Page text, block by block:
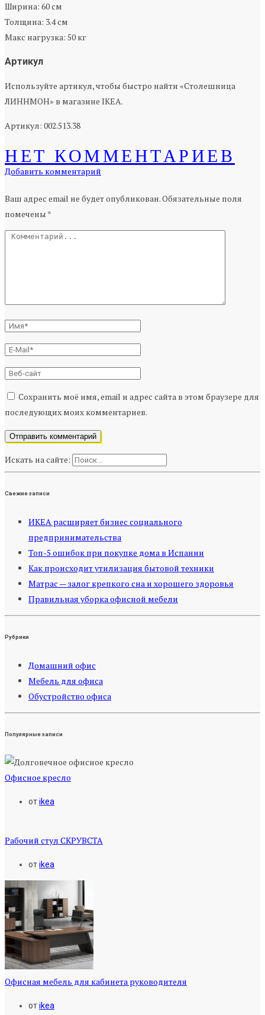
Ширина: 60 см
Толщина: 3.4 см
Макс нагрузка: 50 кг
Артикул
Используйте артикул, чтобы быстро найти «Столешница
ЛИННМОН» в магазине IKEA.
Артикул: 002.513.38
НЕТ КОММЕНТАРИЕВ
Добавить комментарий
Ваш адрес email не будет опубликован.Обязательные поля
помечены *
Сохранить моё имя, email и адрес сайта в этом браузере для
последующих моих комментариев.
Искать на сайте:
Свежие записи
ИКЕА расширяет бизнес социального
предпринимательства
Топ-5 ошибок при покупке дома в Испании
Как происходит утилизация бытовой техники
Матрас — залог крепкого сна и хорошего здоровья
Правильная уборка офисной мебели
Рубрики
Домашний офис
Мебель для офиса
Обустройство офиса
Популярные записи
Офисное кресло
отikea
Рабочий стул СКРУВСТА
отikea
Офисная мебель для кабинета руководителя
отikea